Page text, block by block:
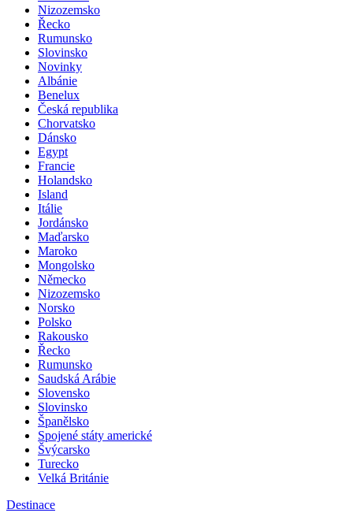
Nizozemsko
Řecko
Rumunsko
Slovinsko
Novinky
Albánie
Benelux
Česká republika
Chorvatsko
Dánsko
Egypt
Francie
Holandsko
Island
Itálie
Jordánsko
Maďarsko
Maroko
Mongolsko
Německo
Nizozemsko
Norsko
Polsko
Rakousko
Řecko
Rumunsko
Saudská Arábie
Slovensko
Slovinsko
Španělsko
Spojené státy americké
Švýcarsko
Turecko
Velká Británie
Destinace